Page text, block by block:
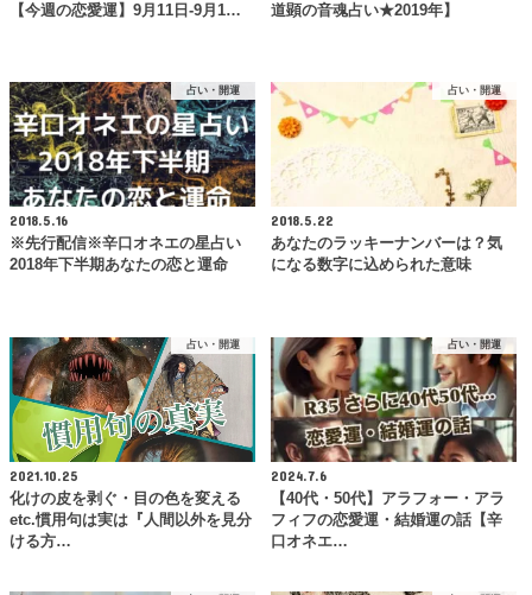
【今週の恋愛運】9月11日-9月1…
道顕の音魂占い★2019年】
占い・開運
2018.5.16
※先行配信※辛口オネエの星占い
2018年下半期あなたの恋と運命
占い・開運
2018.5.22
あなたのラッキーナンバーは？気
になる数字に込められた意味
占い・開運
2021.10.25
化けの皮を剥ぐ・目の色を変える
etc.慣用句は実は『人間以外を見分
ける方…
占い・開運
2024.7.6
【40代・50代】アラフォー・アラ
フィフの恋愛運・結婚運の話【辛
口オネエ…